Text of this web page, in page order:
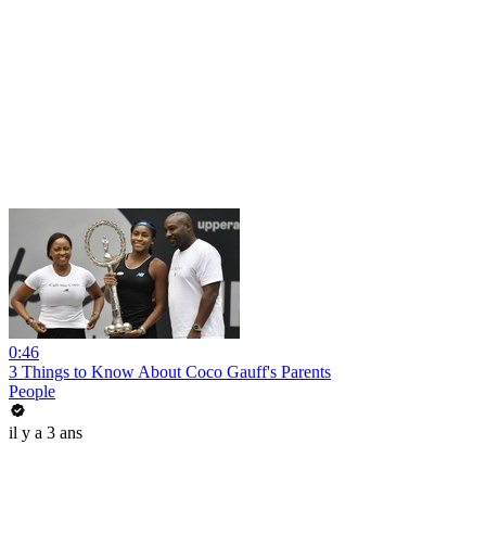
0:46
3 Things to Know About Coco Gauff's Parents
People
il y a 3 ans